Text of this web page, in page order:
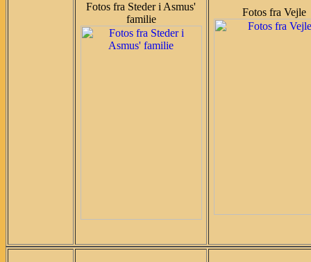
Fotos fra Steder i Asmus'
familie
Fotos fra Vejle